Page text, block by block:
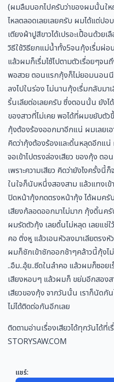
(ผมลืมบอกไปครับว่าของผมนั้น
ไหลตลอดเลยเลยครับ ผมได้แต่ปอ
เตียงผ้าปูสีขาวได้เปรอะเปื้อนด้วย
วิธีใช้วิธียกแม่น้ำทั้ง5จนกุ้งเรื่มผ่
แล้วผมก็เรื่มไซ้ไปตามตัวเรื่อยๆ
พอสวย ตอนแรกกุ้งก็ไม่ยอมนอนนี
ลงไปในร่อง ไม่นานกุ้งเรื่มกลับมา
ริ้นเลียต่อเลยครับ ซึ่งตอนนั้น ยังไ
ของสาวที่ไม่เคย พอได้ที่ผมขยับตั
กุ้งต้องร้องออกมาอีกแน่ ผมเลยเ
คิดว่ากุ้งต้องร้องและดิ้นหลุดอีกแ
จอเข้าไปตรงล่องเสียว ของกุ้ง ต
เพราะความเสียว คิดว่ายังไงครั้งนี้
ในใจก็นับหนึ่งสองสาม แล้วแทงเ
ปิดหน้ากุ้งกดตรงหน้ากุ้ง ได้ผมครั
เสียงก้ลอดออกมาไม่มาก กุ้งดิ้นค
ผมรัดตัวกุ้ง เลยดิ้นไม่หลุด เลยแช่
คอ ติ่งหู แล้วเอนหัวลงมาเลียตร
ผมก็ชักเข้าชักออกช้าๆคล้าวนี้กุ้งไ
..อืม..อุ้ย..ซีดในลำคอ แล้วผมก็ซอย
เสียงหอบๆ แล้วผมก็ ขย่มอีกสองส
เสียวของกุ้ง จากวันนั้น เราก็นัดกัน
ไม่ได้ติดต่อกันอีกเลย
ติดตามอ่านเรื่องเสียวได้ทุกวันได้ที่
STORYSAW.COM
แชร์: